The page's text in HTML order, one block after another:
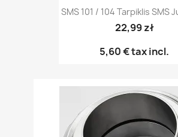
SMS 101 / 104 Tarpiklis SMS
22,99 zł
5,60 €tax incl.